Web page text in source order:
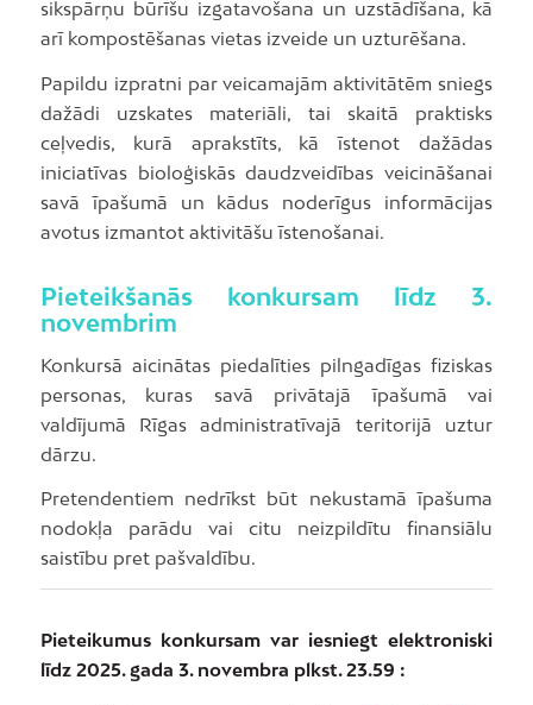
sikspārņu būrīšu izgatavošana un uzstādīšana, kā
arī kompostēšanas vietas izveide un uzturēšana.
Papildu izpratni par veicamajām aktivitātēm sniegs
dažādi uzskates materiāli, tai skaitā praktisks
ceļvedis, kurā aprakstīts, kā īstenot dažādas
iniciatīvas bioloģiskās daudzveidības veicināšanai
savā īpašumā un kādus noderīgus informācijas
avotus izmantot aktivitāšu īstenošanai.
Pieteikšanās konkursam līdz 3.
novembrim
Konkursā aicinātas piedalīties pilngadīgas fiziskas
personas, kuras savā privātajā īpašumā vai
valdījumā Rīgas administratīvajā teritorijā uztur
dārzu.
Pretendentiem nedrīkst būt nekustamā īpašuma
nodokļa parādu vai citu neizpildītu finansiālu
saistību pret pašvaldību.
Pieteikumus konkursam var iesniegt elektroniski
līdz 2025. gada 3. novembra plkst. 23.59 :